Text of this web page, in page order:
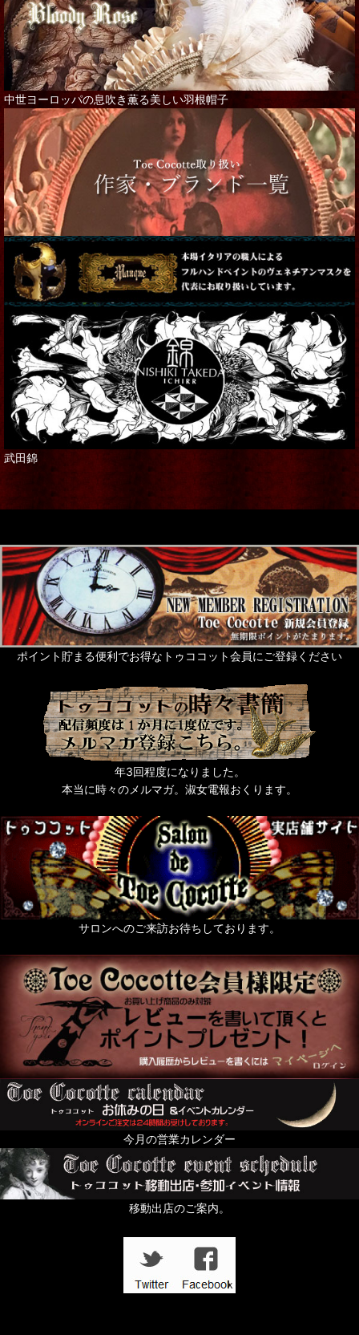
中世ヨーロッパの息吹き薫る美しい羽根帽子
武田錦
ポイント貯まる便利でお得なトゥココット会員にご登録ください
年3回程度になりました。
本当に時々のメルマガ。淑女電報おくります。
サロンへのご来訪お待ちしております。
今月の営業カレンダー
移動出店のご案内。